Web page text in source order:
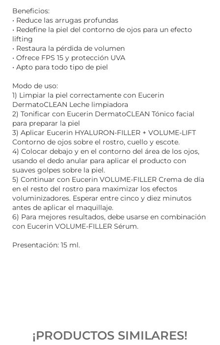
Beneficios:
• Reduce las arrugas profundas
• Redefine la piel del contorno de ojos para un efecto
lifting
• Restaura la pérdida de volumen
• Ofrece FPS 15 y protección UVA
• Apto para todo tipo de piel
Modo de uso:
1) Limpiar la piel correctamente con Eucerin
DermatoCLEAN Leche limpiadora
2) Tonificar con Eucerin DermatoCLEAN Tónico facial
para preparar la piel
3) Aplicar Eucerin HYALURON-FILLER + VOLUME-LIFT
Contorno de ojos sobre el rostro, cuello y escote.
4) Colocar debajo y en el contorno del área de los ojos,
usando el dedo anular para aplicar el producto con
suaves golpes sobre la piel.
5) Continuar con Eucerin VOLUME-FILLER Crema de día
en el resto del rostro para maximizar los efectos
voluminizadores. Esperar entre cinco y diez minutos
antes de aplicar el maquillaje.
6) Para mejores resultados, debe usarse en combinación
con Eucerin VOLUME-FILLER Sérum.
Presentación: 15 ml.
¡PRODUCTOS SIMILARES!